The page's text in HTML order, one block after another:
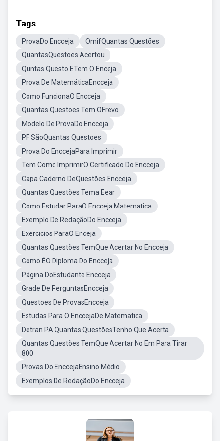
Tags
ProvaDo Encceja
OmifQuantas Questões
QuantasQuestoes Acertou
Quntas Questo ETem O Enceja
Prova De MatemáticaEncceja
Como FuncionaO Encceja
Quantas Questoes Tem OFrevo
Modelo De ProvaDo Encceja
PF SãoQuantas Questoes
Prova Do EnccejaPara Imprimir
Tem Como ImprimirO Certificado Do Encceja
Capa Caderno DeQuestões Encceja
Quantas Questões Tema Eear
Como Estudar ParaO Encceja Matematica
Exemplo De RedaçãoDo Encceja
Exercicios ParaO Enceja
Quantas Questões TemQue Acertar No Encceja
Como ÉO Diploma Do Encceja
Página DoEstudante Encceja
Grade De PerguntasEncceja
Questoes De ProvasEncceja
Estudas Para O EnccejaDe Matematica
Detran PA Quantas QuestõesTenho Que Acerta
Quantas Questões TemQue Acertar No Em Para Tirar
800
Provas Do EnccejaEnsino Médio
Exemplos De RedaçãoDo Encceja